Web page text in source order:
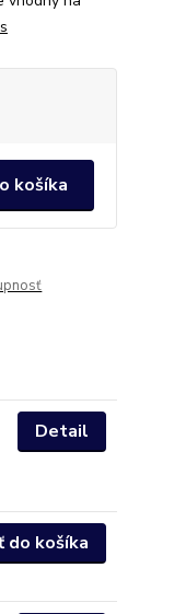
košíka
Detail
do košíka